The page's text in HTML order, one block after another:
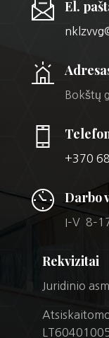
El.
Bokštų
+370
Darbo
I–V
Rekvizitai
Juridinio